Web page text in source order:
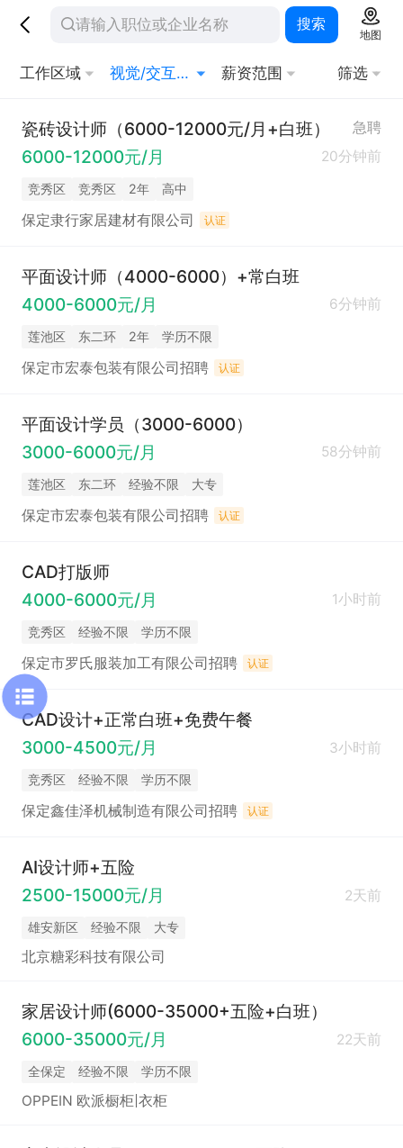
搜索
地图
工作区域 视觉/交互设计 薪资范围 筛选
瓷砖设计师（6000-12000元/月+白班） 急聘
6000-12000元/月 20分钟前
竞秀区 竞秀区 2年 高中
保定隶行家居建材有限公司 认证
平面设计师（4000-6000）+常白班
4000-6000元/月
6分钟前
莲池区 东二环 2年 学历不限
保定市宏泰包装有限公司招聘 认证
平面设计学员（3000-6000）
3000-6000元/月
58分钟前
莲池区 东二环 经验不限 大专
保定市宏泰包装有限公司招聘 认证
CAD打版师
4000-6000元/月
1小时前
竞秀区 经验不限 学历不限
保定市罗氏服装加工有限公司招聘 认证
CAD设计+正常白班+免费午餐
3000-4500元/月
3小时前
竞秀区 经验不限 学历不限
保定鑫佳泽机械制造有限公司招聘 认证
AI设计师+五险
2500-15000元/月
2天前
雄安新区 经验不限 大专
北京糖彩科技有限公司
家居设计师(6000-35000+五险+白班）
6000-35000元/月
22天前
全保定 经验不限 学历不限
OPPEIN 欧派橱柜|衣柜